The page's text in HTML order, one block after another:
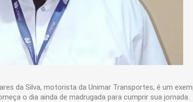
da Silva, motorista da Unimar Transportes, é um
o dia ainda de madrugada para cumprir sua jornada.